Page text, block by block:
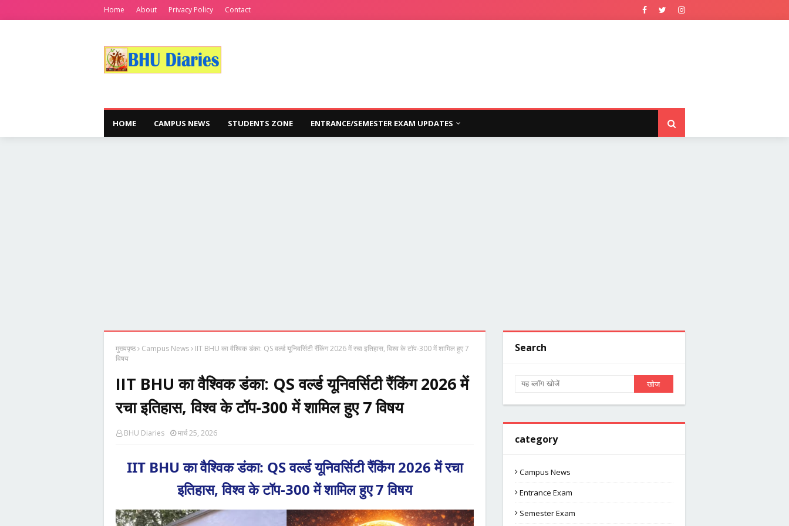
Home About Privacy Policy Contact
HOME CAMPUS NEWS STUDENTS ZONE ENTRANCE/SEMESTER EXAM UPDATES
मुख्यपृष्ठ Campus News
IIT BHU का वैश्विक डंका: QS वर्ल्ड यूनिवर्सिटी रैंकिंग 2026 में रचा इतिहास, विश्व के टॉप-300 में शामिल हुए 7
विषय
IIT BHU का वैश्विक डंका: QS वर्ल्ड यूनिवर्सिटी रैंकिंग 2026 में
रचा इतिहास, विश्व के टॉप-300 में शामिल हुए 7 विषय
BHU Diaries मार्च 25, 2026
IIT BHU का वैश्विक डंका: QS वर्ल्ड यूनिवर्सिटी रैंकिंग 2026 में रचा
इतिहास, विश्व के टॉप-300 में शामिल हुए 7 विषय
Search
category
Campus News
Entrance Exam
Semester Exam